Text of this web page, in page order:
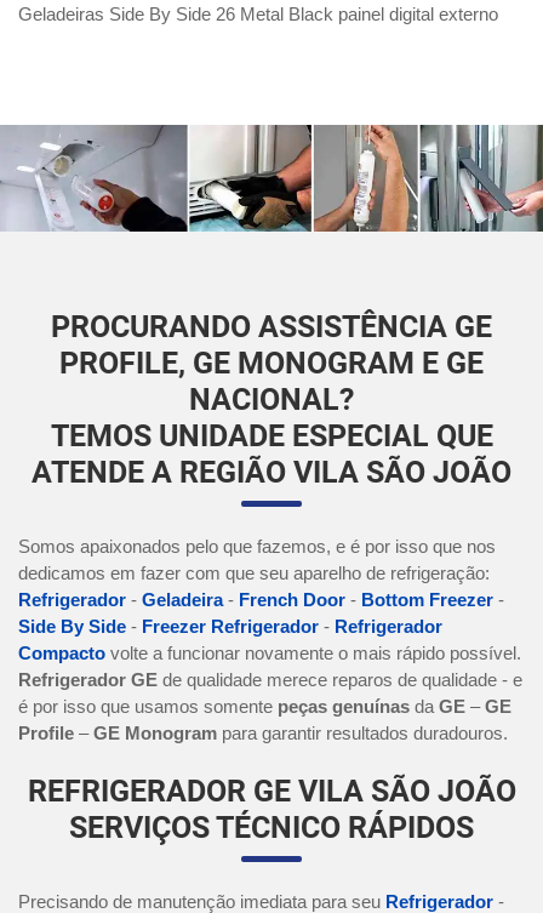
Geladeiras Side By Side 26 Metal Black painel digital externo
PROCURANDO ASSISTÊNCIA GE
PROFILE, GE MONOGRAM E GE
NACIONAL?
TEMOS UNIDADE ESPECIAL QUE
ATENDE A REGIÃO VILA SÃO JOÃO
Somos apaixonados pelo que fazemos, e é por isso que nos
dedicamos em fazer com que seu aparelho de refrigeração:
Refrigerador - Geladeira- French Door - Bottom Freezer -
Side By Side - Freezer Refrigerador - Refrigerador
Compacto volte a funcionar novamente o mais rápido possível.
Refrigerador GE de qualidade merece reparos de qualidade - e
é por isso que usamos somente peças genuínas da GE –GE
Profile –GE Monogram para garantir resultados duradouros.
REFRIGERADOR GE VILA SÃO JOÃO
SERVIÇOS TÉCNICO RÁPIDOS
Precisando de manutenção imediata para seu Refrigerador -